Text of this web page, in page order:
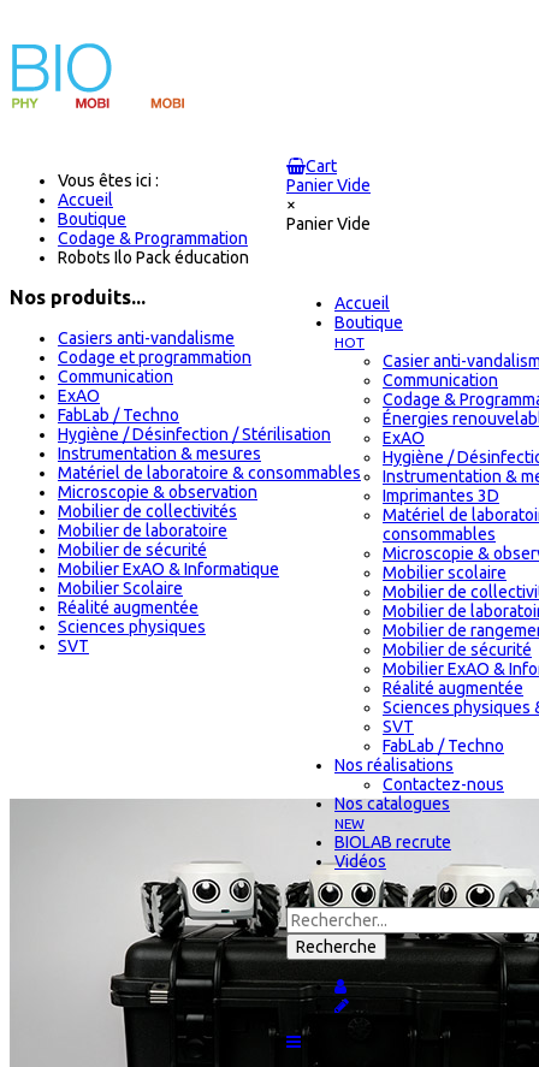
Cart
Panier Vide
×
Panier Vide
Accueil
Boutique
HOT
Casier anti-
Communication
Codage &
Énergies
ExAO
Hygiène /
Instrumentation &
Imprimantes 3D
Matériel de
consommables
Microscopie &
Mobilier scolaire
Mobilier de
Mobilier de
Mobilier de
Mobilier de sécurité
Mobilier ExAO &
Réalité augmentée
Sciences physiques
SVT
FabLab / Techno
Nos réalisations
Contactez-nous
Nos catalogues
NEW
BIOLAB recrute
Vidéos
Vous êtes ici :
Accueil
Boutique
Codage & Programmation
Robots Ilo Pack éducation
Nos produits...
Casiers anti-vandalisme
Codage et programmation
Communication
ExAO
FabLab / Techno
Hygiène / Désinfection / Stérilisation
Instrumentation & mesures
Matériel de laboratoire & consommables
Microscopie & observation
Mobilier de collectivités
Mobilier de laboratoire
Mobilier de sécurité
Mobilier ExAO & Informatique
Mobilier Scolaire
Réalité augmentée
Sciences physiques
SVT